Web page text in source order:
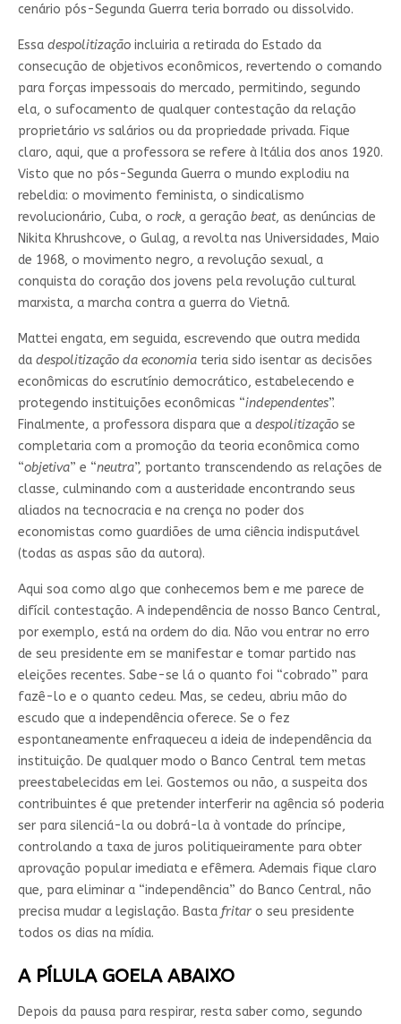
cenário pós-Segunda Guerra teria borrado ou dissolvido.
Essa despolitizaçãoincluiria a retirada do Estado da
consecução de objetivos econômicos, revertendo o comando
para forças impessoais do mercado, permitindo, segundo
ela, o sufocamento de qualquer contestação da relação
proprietário vssalários ou da propriedade privada. Fique
claro, aqui, que a professora se refere à Itália dos anos 1920.
Visto que no pós-Segunda Guerra o mundo explodiu na
rebeldia: o movimento feminista, o sindicalismo
revolucionário, Cuba, o rock, a geração beat, as denúncias de
Nikita Khrushcove, o Gulag, a revolta nas Universidades, Maio
de 1968, o movimento negro, a revolução sexual, a
conquista do coração dos jovens pela revolução cultural
marxista, a marcha contra a guerra do Vietnã.
Mattei engata, em seguida, escrevendo que outra medida
da despolitização da economiateria sido isentar as decisões
econômicas do escrutínio democrático, estabelecendo e
protegendo instituições econômicas “independentes”.
Finalmente, a professora dispara que a despolitizaçãose
completaria com a promoção da teoria econômica como
“objetiva” e “neutra”, portanto transcendendo as relações de
classe, culminando com a austeridade encontrando seus
aliados na tecnocracia e na crença no poder dos
economistas como guardiões de uma ciência indisputável
(todas as aspas são da autora).
Aqui soa como algo que conhecemos bem e me parece de
difícil contestação. A independência de nosso Banco Central,
por exemplo, está na ordem do dia. Não vou entrar no erro
de seu presidente em se manifestar e tomar partido nas
eleições recentes. Sabe-se lá o quanto foi “cobrado” para
fazê-lo e o quanto cedeu. Mas, se cedeu, abriu mão do
escudo que a independência oferece. Se o fez
espontaneamente enfraqueceu a ideia de independência da
instituição. De qualquer modo o Banco Central tem metas
preestabelecidas em lei. Gostemos ou não, a suspeita dos
contribuintes é que pretender interferir na agência só poderia
ser para silenciá-la ou dobrá-la à vontade do príncipe,
controlando a taxa de juros politiqueiramente para obter
aprovação popular imediata e efêmera. Ademais fique claro
que, para eliminar a “independência” do Banco Central, não
precisa mudar a legislação. Basta fritaro seu presidente
todos os dias na mídia.
A PÍLULA GOELA ABAIXO
Depois da pausa para respirar, resta saber como, segundo